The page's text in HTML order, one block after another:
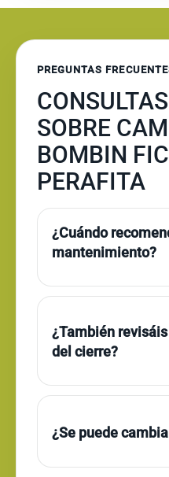
PREGUNTAS
SOBRE
BOMBIN
PERAFITA
¿Cuándo
mantenimiento?
¿También
del cierre?
¿Se puede